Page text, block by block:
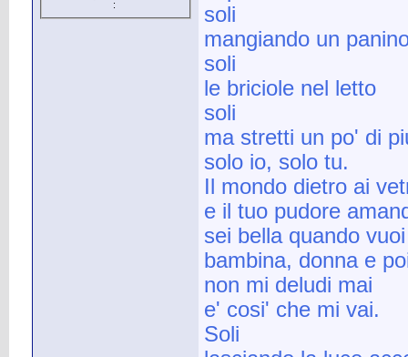
:
soli
mangiando un
soli
le briciole nel letto
soli
ma stretti un po' di
solo io, solo tu.
Il mondo dietro ai
e il tuo pudore
sei bella quando vuoi
bambina, donna e
non mi deludi mai
e' cosi' che mi vai.
Soli